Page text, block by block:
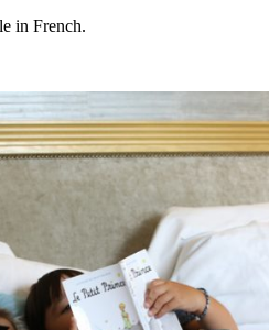
in French.